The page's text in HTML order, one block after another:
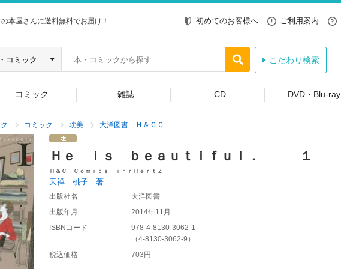
本屋さんに送料無料でお届け！ 初めてのお客様へ ご利用案内
こだわり検索
コミック 雑誌 CD DVD・Blu-ray
コミック 耽美 大洋図書 Ｈ＆ＣＣ
Ｈｅ ｉｓ ｂｅａｕｔｉｆｕｌ． １
Ｈ＆Ｃ Ｃｏｍｉｃｓ ｉｈｒＨｅｒｔＺ
天禅 桃子 著
出版社名
大洋図書
出版年月
2014年11月
ISBNコード
978-4-8130-3062-1
（4-8130-3062-9 ）
税込価格
703円